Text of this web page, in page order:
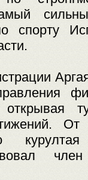
спорту
От